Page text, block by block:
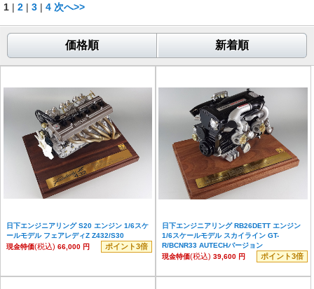
1 | 2 | 3 | 4 次へ>>
価格順 新着順
日下エンジニアリング S20 エンジン 1/6スケ
ールモデル フェアレディZ Z432/S30
現金特価(税込) 66,000 円 ポイント3倍
日下エンジニアリング RB26DETT エンジン
1/6スケールモデル スカイライン GT-
R/BCNR33 AUTECHバージョン
現金特価(税込) 39,600 円 ポイント3倍